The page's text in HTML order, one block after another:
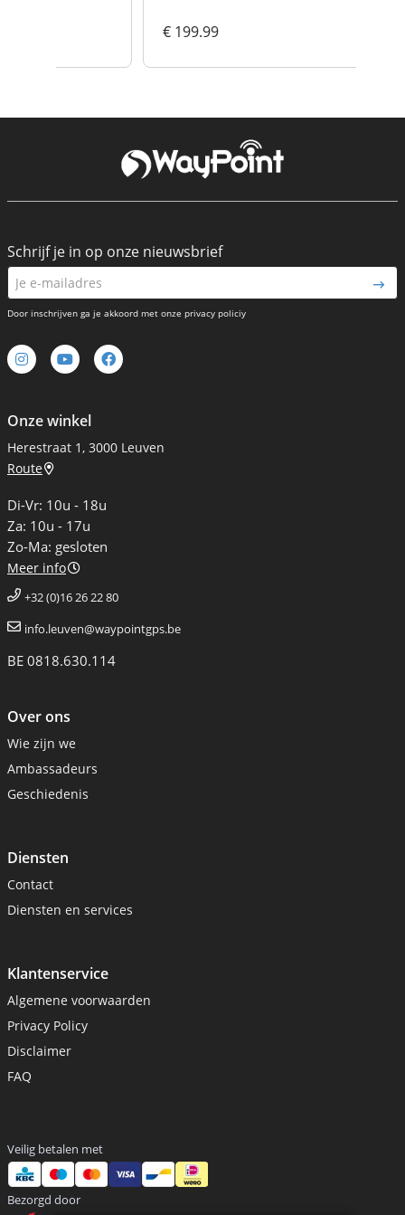
Onze winkel
Herestraat 1, 3000 Leuven
Route
Di-Vr: 10u - 18u
Za: 10u - 17u
Zo-Ma: gesloten
Meer info
+32 (0)16 26 22 80
info.leuven@waypointgps.be
BE 0818.630.114
Over ons
Wie zijn we
Ambassadeurs
Geschiedenis
Diensten
Contact
Diensten en services
Klantenservice
Algemene voorwaarden
Privacy Policy
Disclaimer
FAQ
Schrijf je in op onze nieuwsbrief
Door inschrijven ga je akkoord met onze privacy policiy
Veilig betalen met
Bezorgd door